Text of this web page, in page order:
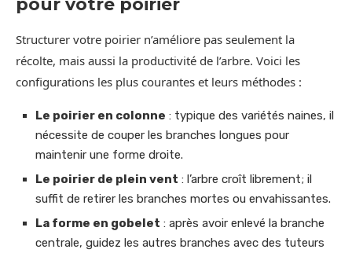
pour votre poirier
Structurer votre poirier n’améliore pas seulement la
récolte, mais aussi la productivité de l’arbre. Voici les
configurations les plus courantes et leurs méthodes :
Le poirier en colonne : typique des variétés naines, il
nécessite de couper les branches longues pour
maintenir une forme droite.
Le poirier de plein vent : l’arbre croît librement; il
suffit de retirer les branches mortes ou envahissantes.
La forme en gobelet : après avoir enlevé la branche
centrale, guidez les autres branches avec des tuteurs